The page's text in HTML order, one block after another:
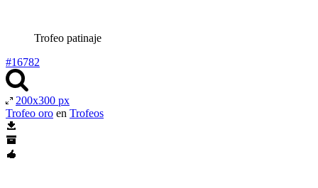
Trofeo patinaje
#16782
200x300 px
Trofeo oro en Trofeos